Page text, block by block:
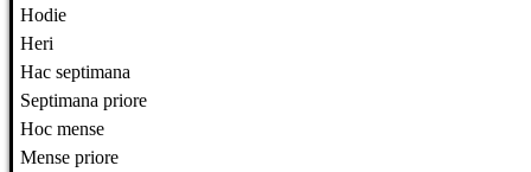
Hodie
Heri
Hac septimana
Septimana priore
Hoc mense
Mense priore